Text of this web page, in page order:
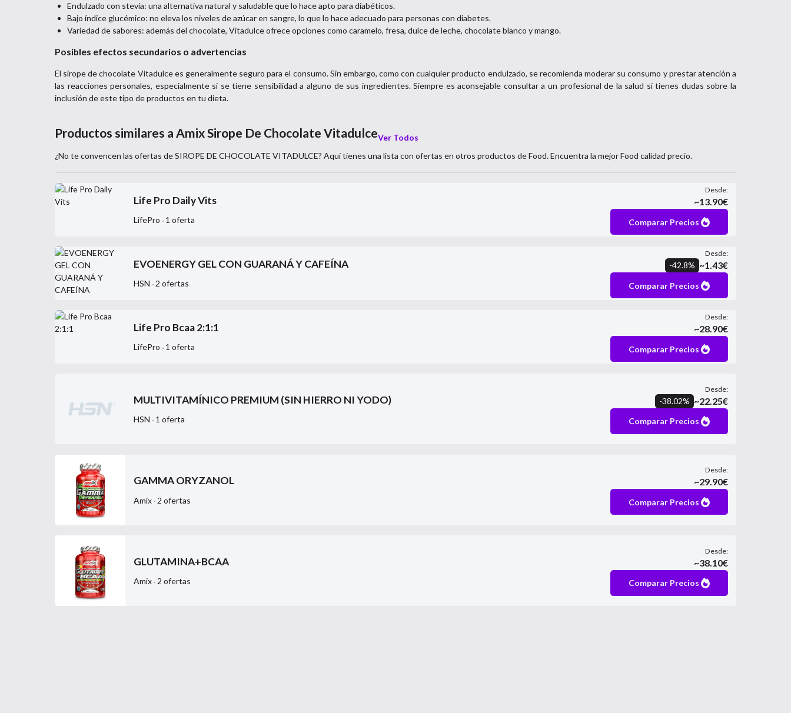
Endulzado con stevia: una alternativa natural y saludable que lo hace apto para diabéticos.
Bajo índice glucémico: no eleva los niveles de azúcar en sangre, lo que lo hace adecuado para personas con diabetes.
Variedad de sabores: además del chocolate, Vitadulce ofrece opciones como caramelo, fresa, dulce de leche, chocolate blanco y mango.
Posibles efectos secundarios o advertencias
El sirope de chocolate Vitadulce es generalmente seguro para el consumo. Sin embargo, como con cualquier producto endulzado, se recomienda moderar su consumo y prestar atención a
las reacciones personales, especialmente si se tiene sensibilidad a alguno de sus ingredientes. Siempre es aconsejable consultar a un profesional de la salud si tienes dudas sobre la
inclusión de este tipo de productos en tu dieta.
Productos similares a Amix Sirope De Chocolate VitadulceVer Todos
¿No te convencen las ofertas deSIROPE DE CHOCOLATE VITADULCE? Aquí tienes una lista con ofertas en otros productos deFood. Encuentra la mejorFood calidad precio.
Life Pro Daily Vits
LifePro 1 oferta
Desde:
~13.90€
Comparar Precios
EVOENERGY GEL CON GUARANÁ Y CAFEÍNA
HSN 2 ofertas
Desde:
-42.8% ~1.43€
Comparar Precios
Life Pro Bcaa 2:1:1
LifePro 1 oferta
Desde:
~28.90€
Comparar Precios
MULTIVITAMÍNICO PREMIUM (SIN HIERRO NI YODO)
HSN 1 oferta
Desde:
-38.02% ~22.25€
Comparar Precios
GAMMA ORYZANOL
Amix 2 ofertas
Desde:
~29.90€
Comparar Precios
GLUTAMINA+BCAA
Amix 2 ofertas
Desde:
~38.10€
Comparar Precios